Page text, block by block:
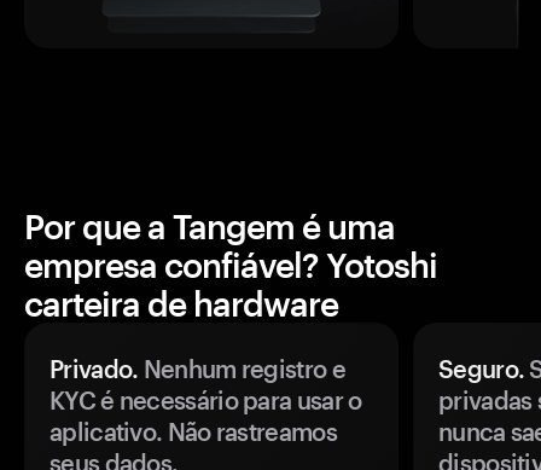
Por que a Tangem é uma
empresa confiável? Yotoshi
carteira de hardware
Privado. Nenhum registro e
KYC é necessário para usar o
aplicativo. Não rastreamos
seus dados.
Seguro.
privadas
nunca